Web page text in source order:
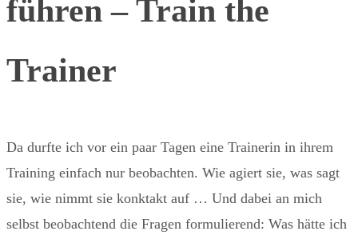
führen – Train the
Trainer
Da durfte ich vor ein paar Tagen eine Trainerin in ihrem
Training einfach nur beobachten. Wie agiert sie, was sagt
sie, wie nimmt sie konktakt auf … Und dabei an mich
selbst beobachtend die Fragen formulierend: Was hätte ich